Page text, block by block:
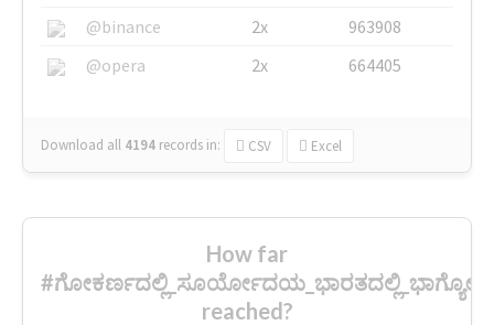
@binance
2x
963908
@opera
2x 664405
Download all 4194 records in: CSV Excel
How far
reached?